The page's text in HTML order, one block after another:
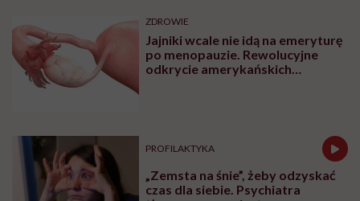
ZDROWIE
Jajniki wcale nie idą na emeryturę
po menopauzie. Rewolucyjne
odkrycie amerykańskich
PROFILAKTYKA
„Zemsta na śnie”, żeby odzyskać
czas dla siebie. Psychiatra